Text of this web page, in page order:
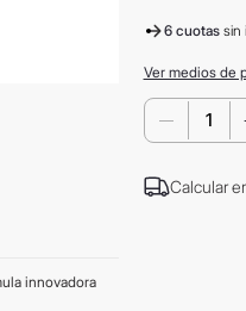
innovadora
6 cuotas sin
Ver medios de
－
Calcular